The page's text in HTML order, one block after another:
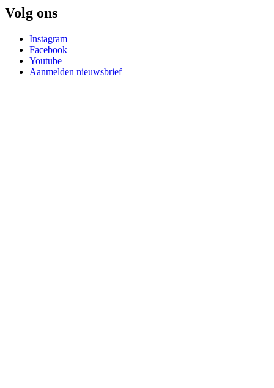
Volg ons
Instagram
Facebook
Youtube
Aanmelden nieuwsbrief